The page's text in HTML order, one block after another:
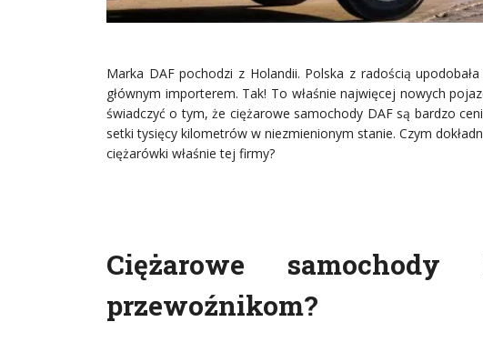
Marka DAF pochodzi z Holandii. Polska z radością
głównym importerem. Tak! To właśnie najwięcej nowych
świadczyć o tym, że ciężarowe samochody DAF są bardzo
setki tysięcy kilometrów w niezmienionym stanie. Czym
ciężarówki właśnie tej firmy?
Ciężarowe
przewoźnikom?